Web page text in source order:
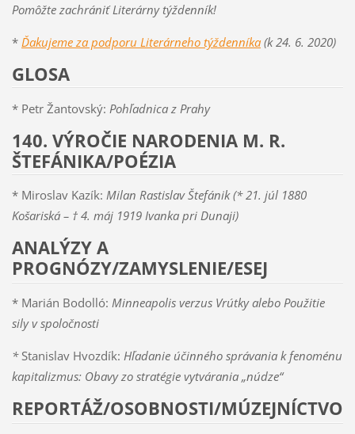
Pomôžte zachrániť Literárny týždenník!
* Ďakujeme za podporu Literárneho týždenníka(k 24. 6. 2020)
GLOSA
* Petr Žantovský: Pohľadnica z Prahy
140. VÝROČIE NARODENIA M. R.
ŠTEFÁNIKA/POÉZIA
* Miroslav Kazík: Milan Rastislav Štefánik (* 21. júl 1880
Košariská – † 4. máj 1919 Ivanka pri Dunaji)
ANALÝZY A
PROGNÓZY/ZAMYSLENIE/ESEJ
* Marián Bodolló: Minneapolis verzus Vrútky alebo Použitie
sily v spoločnosti
*Stanislav Hvozdík: Hľadanie účinného správania k fenoménu
kapitalizmus: Obavy zo stratégie vytvárania „núdze“
REPORTÁŽ/OSOBNOSTI/MÚZEJNÍCTVO